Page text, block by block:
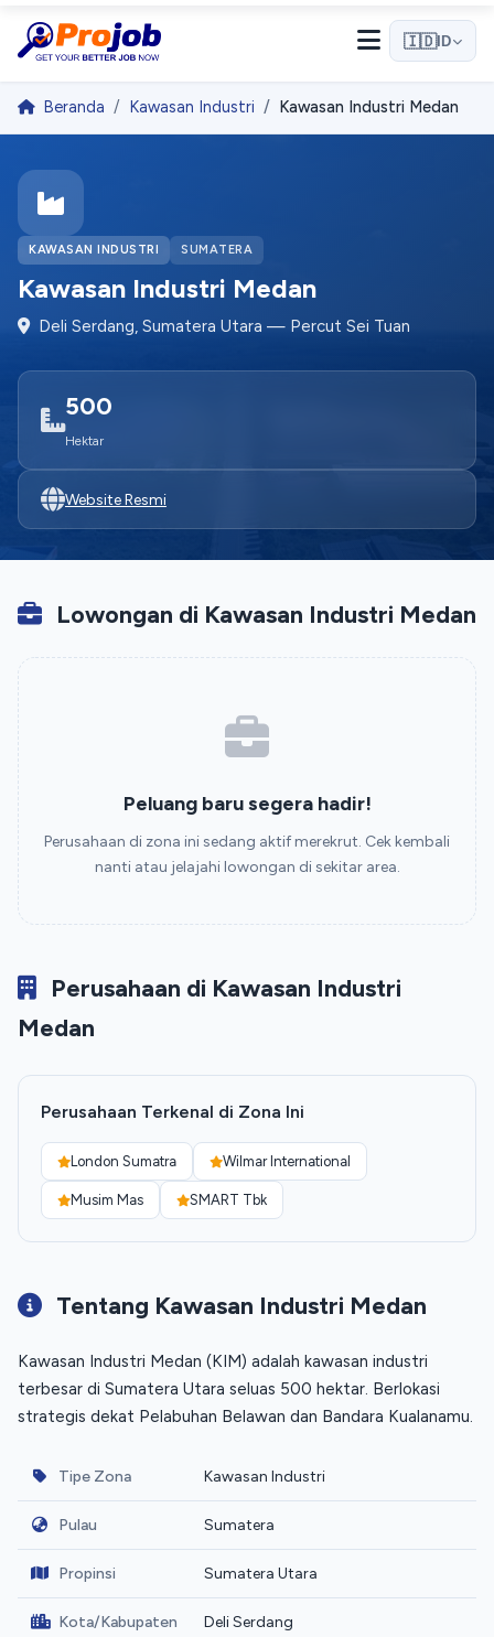
🇮🇩ID
Beranda Kawasan Industri Kawasan Industri Medan
KAWASAN INDUSTRI SUMATERA
Kawasan Industri Medan
Deli Serdang, Sumatera Utara — Percut Sei Tuan
500
Hektar
Website Resmi
Lowongan di Kawasan Industri Medan
Peluang baru segera hadir!
Perusahaan di zona ini sedang aktif merekrut. Cek kembali
nanti atau jelajahi lowongan di sekitar area.
Perusahaan di Kawasan Industri
Medan
Perusahaan Terkenal di Zona Ini
London Sumatra Wilmar International
Musim Mas SMART Tbk
Tentang Kawasan Industri Medan
Kawasan Industri Medan (KIM) adalah kawasan industri
terbesar di Sumatera Utara seluas 500 hektar. Berlokasi
strategis dekat Pelabuhan Belawan dan Bandara Kualanamu.
Tipe Zona Kawasan Industri
Pulau Sumatera
Propinsi Sumatera Utara
Kota/Kabupaten Deli Serdang
Halo! 👋
Selamat datang di Projob. Tanyakan apa saja! 🎉
Bagaimana cara melamar kerja?
Apa itu Pro Match?
Mulai Percakapan
Kami membalas dengan cepat